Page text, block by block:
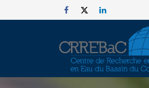
Se rendre au contenu